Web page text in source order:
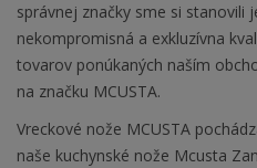
správnej značky sme si stanovili
nekompromisná a exkluzívna
tovarov ponúkaných naším
na značku MCUSTA.
Vreckové nože MCUSTA
naše kuchynské nože Mcusta